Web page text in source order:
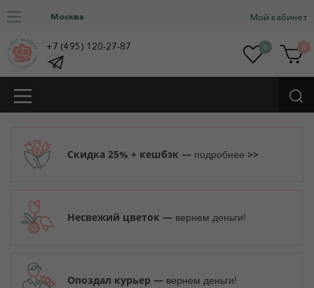
Москва Мой кабинет
+7 (495) 120-27-87 0 0
Скидка 25% + кешбэк — подробнее >>
Несвежий цветок — вернем деньги!
Опоздал курьер — вернем деньги!